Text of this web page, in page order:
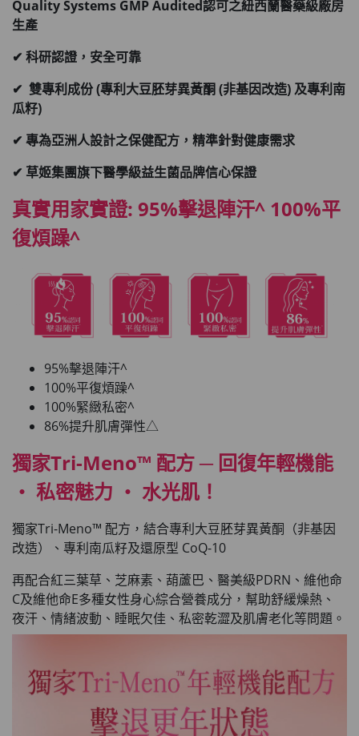
Quality Systems GMP Audited認可之紐西蘭醫藥級廠房
生產
✔ 科研認證，安全可靠
✔ 雙專利成份 (專利大豆胚芽異黃酮 (非基因改造) 及專利南
瓜籽)
✔ 專為亞洲人設計之保健配方，精準針對健康需求
✔ 草姬集團旗下醫學級益生菌品牌信心保證
真實用家實證: 95%擊退陣汗^ 100%平
復煩躁^
95%擊退陣汗^
100%平復煩躁^
100%緊緻私密^
86%提升肌膚彈性△
獨家Tri-Meno™ 配方 ─ 回復年輕機能
‧ 私密魅力 ‧ 水光肌！
獨家Tri-Meno™ 配方，結合專利大豆胚芽異黃酮（非基因
改造）、專利南瓜籽及還原型 CoQ-10
再配合紅三葉草、芝麻素、葫蘆巴、醫美級PDRN、維他命
C及維他命E多種女性身心綜合營養成分，幫助舒緩燥熱、
夜汗、情緒波動、睡眠欠佳、私密乾澀及肌膚老化等問題。